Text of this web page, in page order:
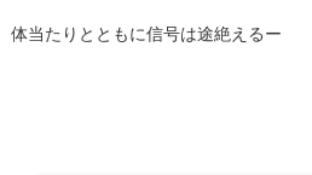
体当たりとともに信号は途絶えるー